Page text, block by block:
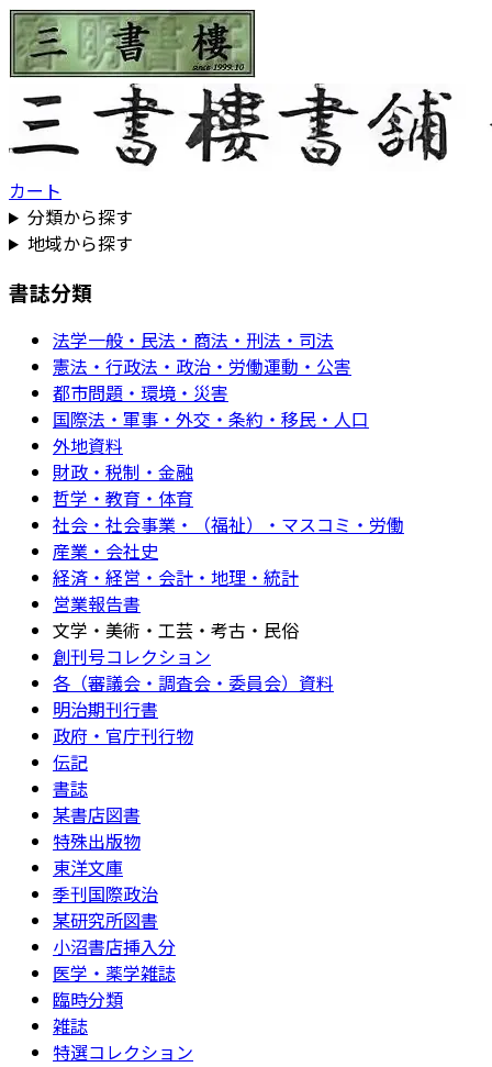
カート
分類から探す
地域から探す
書誌分類
法学一般・民法・商法・刑法・司法
憲法・行政法・政治・労働運動・公害
都市問題・環境・災害
国際法・軍事・外交・条約・移民・人口
外地資料
財政・税制・金融
哲学・教育・体育
社会・社会事業・（福祉）・マスコミ・労働
産業・会社史
経済・経営・会計・地理・統計
営業報告書
文学・美術・工芸・考古・民俗
創刊号コレクション
各（審議会・調査会・委員会）資料
明治期刊行書
政府・官庁刊行物
伝記
書誌
某書店図書
特殊出版物
東洋文庫
季刊国際政治
某研究所図書
小沼書店挿入分
医学・薬学雑誌
臨時分類
雑誌
特選コレクション